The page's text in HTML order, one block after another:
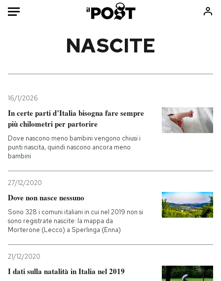
Mondo
Politica
Tecnologia
Internet
Economia
Sport
Consumismi
Ok Boomer!
Mondiali calcio 2026
NEWSLETTER
NASCITE
16/1/2026
In certe parti d’Italia bisogna fare sempre
più chilometri per partorire
Dove nascono meno bambini vengono chiusi i
punti nascita, quindi nascono ancora meno
bambini
27/12/2020
Dove non nasce nessuno
Sono 328 i comuni italiani in cui nel 2019 non si
sono registrate nascite: la mappa da
Morterone (Lecco) a Sperlinga (Enna)
21/12/2020
I dati sulla natalità in Italia nel 2019